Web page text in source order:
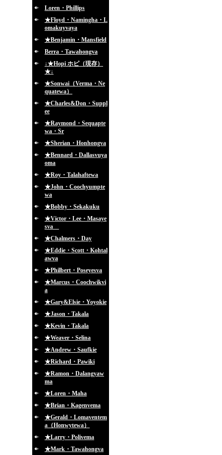
Loren・Phillips
★Floyd・Namingha・L
omakuyvaya
★Benjamin・Mansfield
Berra・Tawahongva
↓★Hopi ホピ（現存）
★↓
★Sonwai（Verma・Ne
quatewa）
★Charles&Don・Suppl
ee
★Raymond・Sequapte
wa・Sr
★Sherian・Honhongva
★Bennard・Dallasvuya
oma
★Roy・Talahaftewa
★John・Coochyumpte
wa
★Bobby・Sekakuku
★Victor・Lee・Masaye
sva
★Chalmers・Day
★Eddie・Scott・Kohtal
awva
★Philbert・Poseyesva
★Marcus・Coochwikvi
a
★Gary&Elsie・Yoyokie
★Jason・Takala
★Kevin・Takala
★Weaver・Selina
★Andrew・Saufkie
★Richard・Pawiki
★Ramon・Dalangyaw
ma
★Loren・Maha
★Brian・Kagenvema
★Gerald・Lomaventem
a（Honwytewa）
★Larry・Polivema
★Mark・Tawahongva